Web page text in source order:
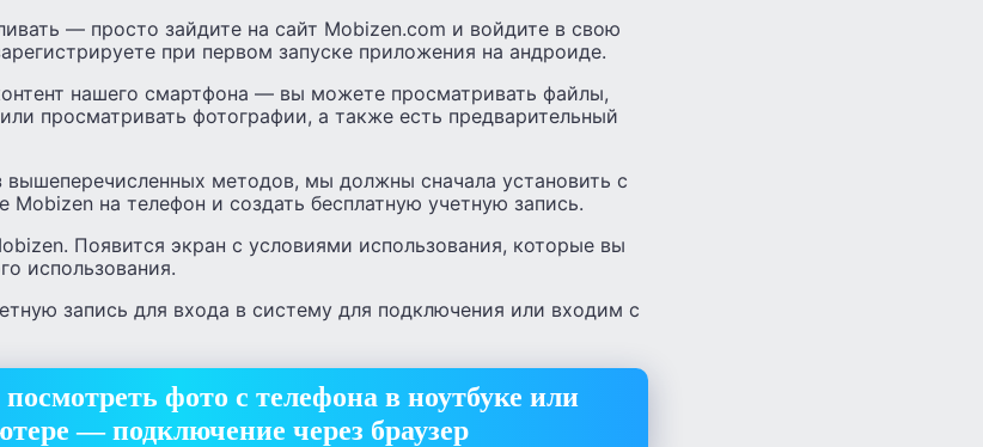
— просто зайдите на сайт Mobizen.com и войдите в свою
при первом запуске приложения на андроиде.
нашего смартфона — вы можете просматривать файлы,
просматривать фотографии, а также есть предварительный
методов, мы должны сначала установить с
на телефон и создать бесплатную учетную запись.
Появится экран с условиями использования, которые вы
использования.
запись для входа в систему для подключения или входим с
фото с телефона в ноутбуке или
— подключение через браузер